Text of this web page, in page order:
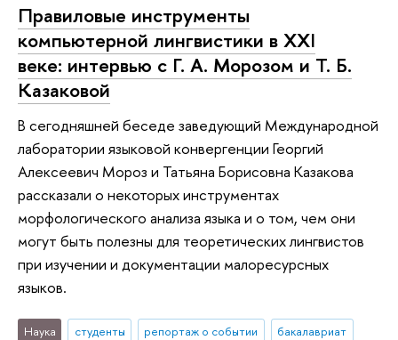
Правиловые инструменты
компьютерной лингвистики в XXI
веке: интервью с Г. А. Морозом и Т. Б.
Казаковой
В сегодняшней беседе заведующий Международной
лаборатории языковой конвергенции Георгий
Алексеевич Мороз и Татьяна Борисовна Казакова
рассказали о некоторых инструментах
морфологического анализа языка и о том, чем они
могут быть полезны для теоретических лингвистов
при изучении и документации малоресурсных
языков.
Наука студенты репортаж о событии
бакалавриат